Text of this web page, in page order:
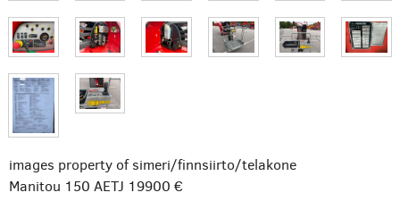
images property of simeri/finnsiirto/telakone
Manitou 150 AETJ 19900 €